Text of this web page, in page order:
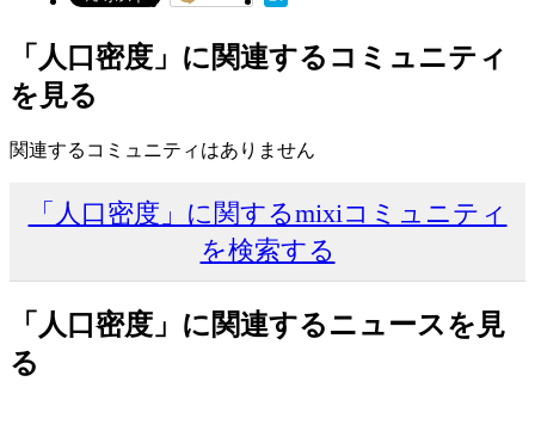
「人口密度」に関連するコミュニティ
を見る
関連するコミュニティはありません
「人口密度」に関するmixiコミュニティ
を検索する
「人口密度」に関連するニュースを見
る